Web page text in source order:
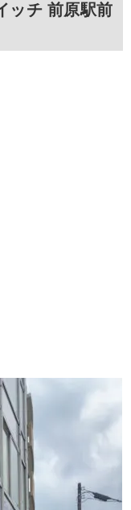
ッチ 前原駅前